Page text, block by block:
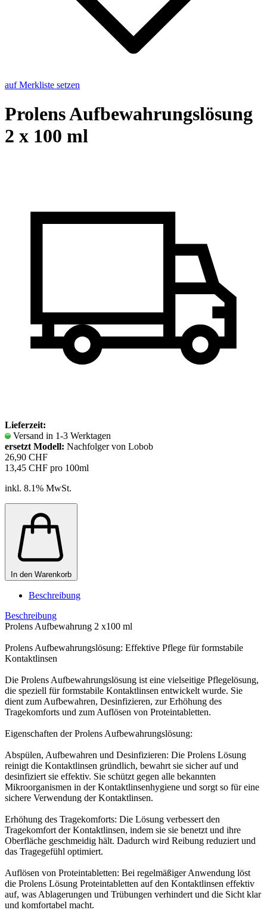
auf Merkliste setzen
Pro­lens Auf­be­wah­rungs­lö­sung
2 x 100 ml
Lieferzeit:
Versand in 1-3 Werktagen
ersetzt Modell: Nachfolger von Lobob
26,90 CHF
13,45 CHF pro 100ml
inkl. 8.1% MwSt.
In den Warenkorb
Beschreibung
Beschreibung
Prolens Aufbewahrung 2 x100 ml
Prolens Aufbewahrungslösung: Effektive Pflege für formstabile
Kontaktlinsen
Die Prolens Aufbewahrungslösung ist eine vielseitige Pflegelösung,
die speziell für formstabile Kontaktlinsen entwickelt wurde. Sie
dient zum Aufbewahren, Desinfizieren, zur Erhöhung des
Tragekomforts und zum Auflösen von Proteintabletten.
Eigenschaften der Prolens Aufbewahrungslösung:
Abspülen, Aufbewahren und Desinfizieren: Die Prolens Lösung
reinigt die Kontaktlinsen gründlich, bewahrt sie sicher auf und
desinfiziert sie effektiv. Sie schützt gegen alle bekannten
Mikroorganismen in der Kontaktlinsenhygiene und sorgt so für eine
sichere Verwendung der Kontaktlinsen.
Erhöhung des Tragekomforts: Die Lösung verbessert den
Tragekomfort der Kontaktlinsen, indem sie sie benetzt und ihre
Oberfläche geschmeidig hält. Dadurch wird Reibung reduziert und
das Tragegefühl optimiert.
Auflösen von Proteintabletten: Bei regelmäßiger Anwendung löst
die Prolens Lösung Proteintabletten auf den Kontaktlinsen effektiv
auf, was Ablagerungen und Trübungen verhindert und die Sicht klar
und komfortabel macht.